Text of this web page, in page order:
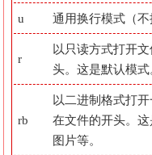
u 通用换行模式（不
r
以只读方式打开
头。这是默认模式
rb
以二进制格式打
在文件的开头。
图片等。